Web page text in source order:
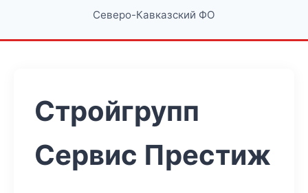
Северо-Кавказский ФО
Стройгрупп
Сервис Престиж